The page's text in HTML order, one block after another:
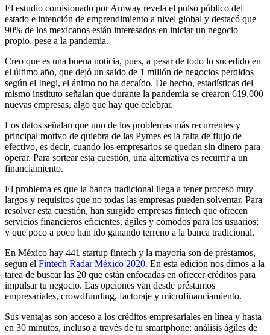
El estudio comisionado por Amway revela el pulso público del
estado e intención de emprendimiento a nivel global y destacó que
90% de los mexicanos están interesados en iniciar un negocio
propio, pese a la pandemia.
Creo que es una buena noticia, pues, a pesar de todo lo sucedido en
el último año, que dejó un saldo de 1 millón de negocios perdidos
según el Inegi, el ánimo no ha decaído. De hecho, estadísticas del
mismo instituto señalan que durante la pandemia se crearon 619,000
nuevas empresas, algo que hay que celebrar.
Los datos señalan que uno de los problemas más recurrentes y
principal motivo de quiebra de las Pymes es la falta de flujo de
efectivo, es decir, cuando los empresarios se quedan sin dinero para
operar. Para sortear esta cuestión, una alternativa es recurrir a un
financiamiento.
El problema es que la banca tradicional llega a tener proceso muy
largos y requisitos que no todas las empresas pueden solventar. Para
resolver esta cuestión, han surgido empresas fintech que ofrecen
servicios financieros eficientes, ágiles y cómodos para los usuarios;
y que poco a poco han ido ganando terreno a la banca tradicional.
En México hay 441 startup fintech y la mayoría son de préstamos,
según el Fintech Radar México 2020. En esta edición nos dimos a la
tarea de buscar las 20 que están enfocadas en ofrecer créditos para
impulsar tu negocio. Las opciones van desde préstamos
empresariales, crowdfunding, factoraje y microfinanciamiento.
Sus ventajas son acceso a los créditos empresariales en línea y hasta
en 30 minutos, incluso a través de tu smartphone; análisis ágiles de